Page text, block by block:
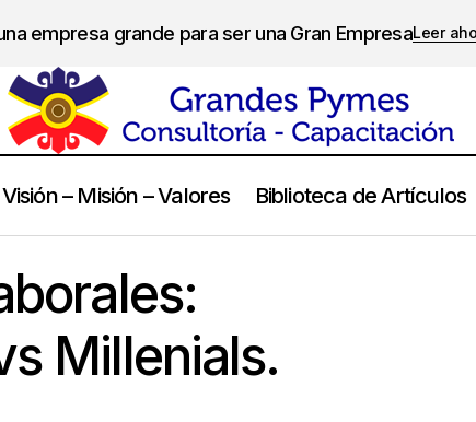
empresa grande para ser una Gran EmpresaLeer
Visión – Misión – Valores Biblioteca de Artículos
Expectativas laborales: Generación Z vs
Millenials.